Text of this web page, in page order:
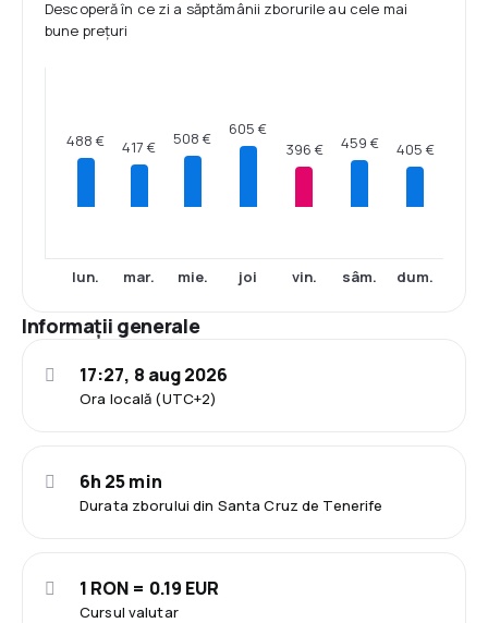
Descoperă în ce zi a săptămânii zborurile au cele mai
bune prețuri
488 €
lun.
417 €
mar.
508 €
mie.
605 €
joi
396 €
vin.
459 €
sâm.
405 €
dum.
Informații generale
Ora locală (UTC+2)
17:27, 8 aug 2026
Durata zborului din Santa Cruz de Tenerife
6h 25 min
Cursul valutar
1 RON = 0.19 EUR